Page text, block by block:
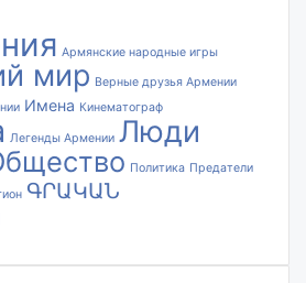
Армянские народные игры
мир Верные друзья Армении
Имена Кинематограф
Легенды Армении Люди
Политика Предатели
ԳՐԱԿԱՆ